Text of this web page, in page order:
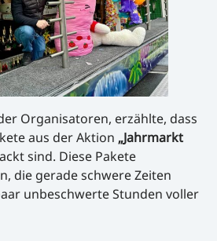
Organisatoren, erzählte, dass
aus der Aktion „Jahrmarkt
sind. Diese Pakete
die gerade schwere Zeiten
unbeschwerte Stunden voller